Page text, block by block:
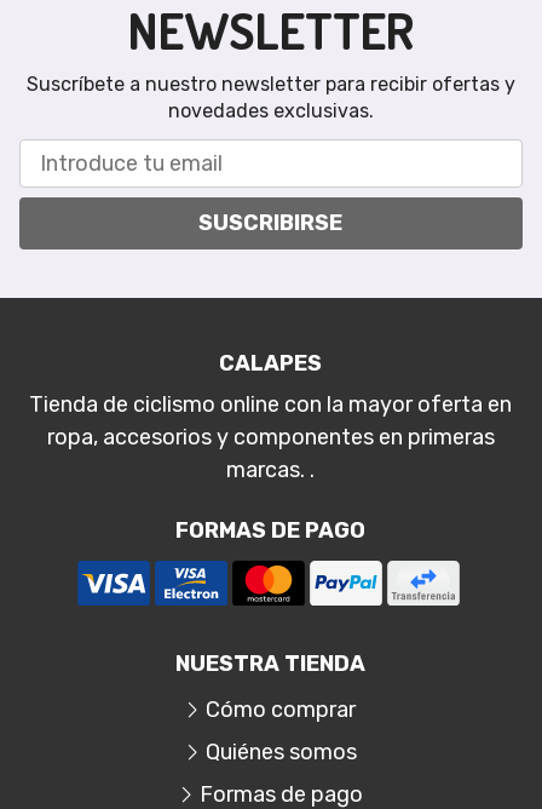
NEWSLETTER
Suscríbete a nuestro newsletter para recibir ofertas y
novedades exclusivas.
SUSCRIBIRSE
CALAPES
Tienda de ciclismo online con la mayor oferta en
ropa, accesorios y componentes en primeras
marcas. .
FORMAS DE PAGO
NUESTRA TIENDA
Cómo comprar
Quiénes somos
Formas de pago